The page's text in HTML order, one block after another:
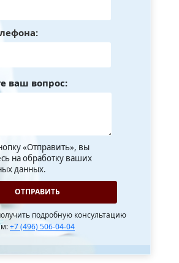
ваш вопрос:
«Отправить», вы
на обработку ваших
данных.
подробную консультацию
+7 (496) 506-04-04